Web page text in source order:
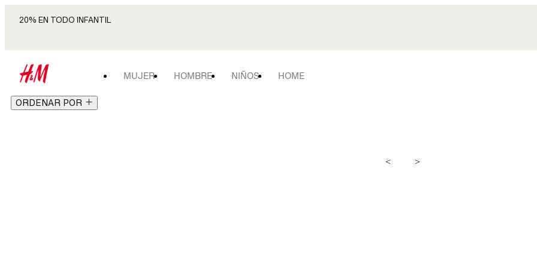
20% EN TODO INFANTIL
MUJER HOMBRE NIÑOS HOME
ORDENAR POR
< >